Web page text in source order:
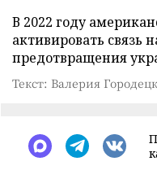
В 2022 году
активировать связь
предотвращения
Текст: Валерия